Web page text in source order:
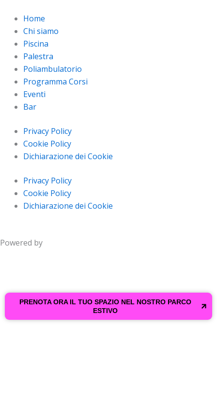
Home
Chi siamo
Piscina
Palestra
Poliambulatorio
Programma Corsi
Eventi
Bar
Privacy Policy
Cookie Policy
Dichiarazione dei Cookie
Privacy Policy
Cookie Policy
Dichiarazione dei Cookie
Powered by
PRENOTA ORA IL TUO SPAZIO NEL NOSTRO PARCO
ESTIVO